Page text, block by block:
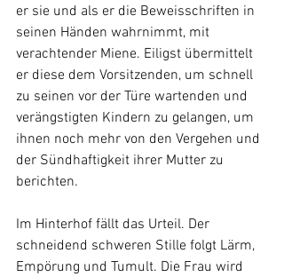
er sie und als er die Beweisschriften in
seinen Händen wahrnimmt, mit
verachtender Miene. Eiligst übermittelt
er diese dem Vorsitzenden, um schnell
zu seinen vor der Türe wartenden und
verängstigten Kindern zu gelangen, um
ihnen noch mehr von den Vergehen und
der Sündhaftigkeit ihrer Mutter zu
berichten.
Im Hinterhof fällt das Urteil. Der
schneidend schweren Stille folgt Lärm,
Empörung und Tumult. Die Frau wird